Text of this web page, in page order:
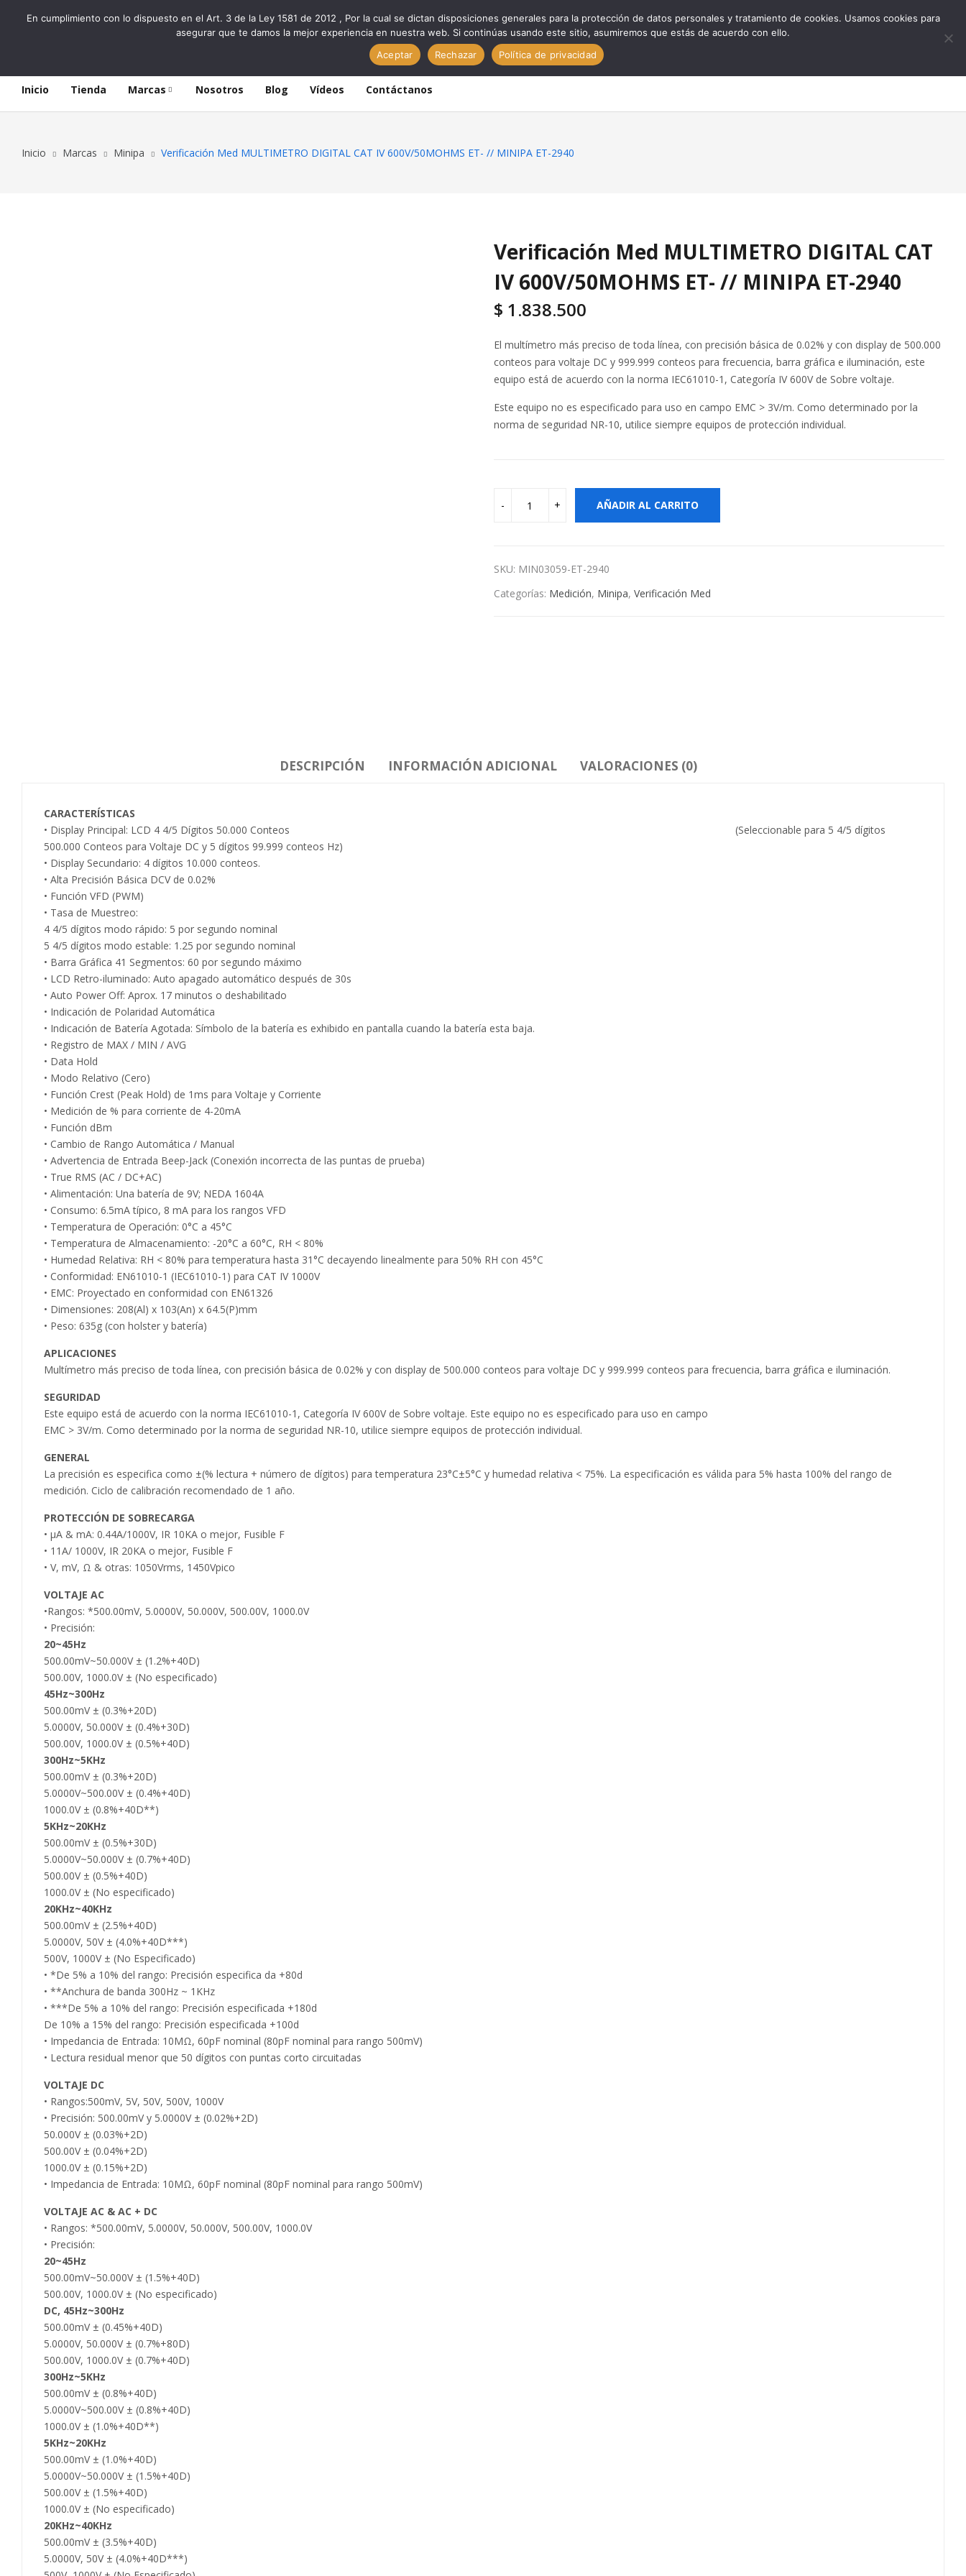
0
Inicio Tienda Marcas Nosotros Blog Vídeos Contáctanos
Inicio Marcas Minipa Verificación Med MULTIMETRO DIGITAL CAT IV 600V/50MOHMS ET- // MINIPA ET-2940
Verificación Med MULTIMETRO DIGITAL CAT
IV 600V/50MOHMS ET- // MINIPA ET-2940
$ 1.838.500
El multímetro más preciso de toda línea, con precisión básica de 0.02% y con display de 500.000
conteos para voltaje DC y 999.999 conteos para frecuencia, barra gráfica e iluminación, este
equipo está de acuerdo con la norma IEC61010-1, Categoría IV 600V de Sobre voltaje.
Este equipo no es especificado para uso en campo EMC > 3V/m. Como determinado por la
norma de seguridad NR-10, utilice siempre equipos de protección individual.
AÑADIR AL CARRITO
SKU: MIN03059-ET-2940
Categorías: Medición, Minipa, Verificación Med
DESCRIPCIÓN INFORMACIÓN ADICIONAL VALORACIONES (0)
CARACTERÍSTICAS
• Display Principal: LCD 4 4/5 Dígitos 50.000 Conteos (Seleccionable para 5 4/5 dígitos
500.000 Conteos para Voltaje DC y 5 dígitos 99.999 conteos Hz)
• Display Secundario: 4 dígitos 10.000 conteos.
• Alta Precisión Básica DCV de 0.02%
• Función VFD (PWM)
• Tasa de Muestreo:
4 4/5 dígitos modo rápido: 5 por segundo nominal
5 4/5 dígitos modo estable: 1.25 por segundo nominal
• Barra Gráfica 41 Segmentos: 60 por segundo máximo
• LCD Retro-iluminado: Auto apagado automático después de 30s
• Auto Power Off: Aprox. 17 minutos o deshabilitado
• Indicación de Polaridad Automática
• Indicación de Batería Agotada: Símbolo de la batería es exhibido en pantalla cuando la batería esta baja.
• Registro de MAX / MIN / AVG
• Data Hold
• Modo Relativo (Cero)
• Función Crest (Peak Hold) de 1ms para Voltaje y Corriente
• Medición de % para corriente de 4-20mA
• Función dBm
• Cambio de Rango Automática / Manual
• Advertencia de Entrada Beep-Jack (Conexión incorrecta de las puntas de prueba)
• True RMS (AC / DC+AC)
• Alimentación: Una batería de 9V; NEDA 1604A
• Consumo: 6.5mA típico, 8 mA para los rangos VFD
• Temperatura de Operación: 0°C a 45°C
• Temperatura de Almacenamiento: -20°C a 60°C, RH < 80%
• Humedad Relativa: RH < 80% para temperatura hasta 31°C decayendo linealmente para 50% RH con 45°C
• Conformidad: EN61010-1 (IEC61010-1) para CAT IV 1000V
• EMC: Proyectado en conformidad con EN61326
• Dimensiones: 208(Al) x 103(An) x 64.5(P)mm
• Peso: 635g (con holster y batería)
APLICACIONES
Multímetro más preciso de toda línea, con precisión básica de 0.02% y con display de 500.000 conteos para voltaje DC y 999.999 conteos para frecuencia, barra gráfica e iluminación.
SEGURIDAD
Este equipo está de acuerdo con la norma IEC61010-1, Categoría IV 600V de Sobre voltaje. Este equipo no es especificado para uso en campo
EMC > 3V/m. Como determinado por la norma de seguridad NR-10, utilice siempre equipos de protección individual.
GENERAL
La precisión es especifica como ±(% lectura + número de dígitos) para temperatura 23°C±5°C y humedad relativa < 75%. La especificación es válida para 5% hasta 100% del rango de
medición. Ciclo de calibración recomendado de 1 año.
PROTECCIÓN DE SOBRECARGA
• µA & mA: 0.44A/1000V, IR 10KA o mejor, Fusible F
• 11A/ 1000V, IR 20KA o mejor, Fusible F
• V, mV, Ω & otras: 1050Vrms, 1450Vpico
VOLTAJE AC
•Rangos: *500.00mV, 5.0000V, 50.000V, 500.00V, 1000.0V
• Precisión:
20~45Hz
500.00mV~50.000V ± (1.2%+40D)
500.00V, 1000.0V ± (No especificado)
45Hz~300Hz
500.00mV ± (0.3%+20D)
5.0000V, 50.000V ± (0.4%+30D)
500.00V, 1000.0V ± (0.5%+40D)
300Hz~5KHz
500.00mV ± (0.3%+20D)
5.0000V~500.00V ± (0.4%+40D)
1000.0V ± (0.8%+40D**)
5KHz~20KHz
500.00mV ± (0.5%+30D)
5.0000V~50.000V ± (0.7%+40D)
500.00V ± (0.5%+40D)
1000.0V ± (No especificado)
20KHz~40KHz
500.00mV ± (2.5%+40D)
5.0000V, 50V ± (4.0%+40D***)
500V, 1000V ± (No Especificado)
• *De 5% a 10% del rango: Precisión especifica da +80d
• **Anchura de banda 300Hz ~ 1KHz
• ***De 5% a 10% del rango: Precisión especificada +180d
De 10% a 15% del rango: Precisión especificada +100d
• Impedancia de Entrada: 10MΩ, 60pF nominal (80pF nominal para rango 500mV)
• Lectura residual menor que 50 dígitos con puntas corto circuitadas
VOLTAJE DC
• Rangos:500mV, 5V, 50V, 500V, 1000V
• Precisión: 500.00mV y 5.0000V ± (0.02%+2D)
50.000V ± (0.03%+2D)
500.00V ± (0.04%+2D)
1000.0V ± (0.15%+2D)
• Impedancia de Entrada: 10MΩ, 60pF nominal (80pF nominal para rango 500mV)
VOLTAJE AC & AC + DC
• Rangos: *500.00mV, 5.0000V, 50.000V, 500.00V, 1000.0V
• Precisión:
20~45Hz
500.00mV~50.000V ± (1.5%+40D)
500.00V, 1000.0V ± (No especificado)
DC, 45Hz~300Hz
500.00mV ± (0.45%+40D)
5.0000V, 50.000V ± (0.7%+80D)
500.00V, 1000.0V ± (0.7%+40D)
300Hz~5KHz
500.00mV ± (0.8%+40D)
5.0000V~500.00V ± (0.8%+40D)
1000.0V ± (1.0%+40D**)
5KHz~20KHz
500.00mV ± (1.0%+40D)
5.0000V~50.000V ± (1.5%+40D)
500.00V ± (1.5%+40D)
1000.0V ± (No especificado)
20KHz~40KHz
500.00mV ± (3.5%+40D)
5.0000V, 50V ± (4.0%+40D***)
En cumplimiento con lo dispuesto en el Art. 3 de la Ley 1581 de 2012 , Por la cual se dictan disposiciones generales para la protección de datos personales y tratamiento de cookies. Usamos cookies para
asegurar que te damos la mejor experiencia en nuestra web. Si continúas usando este sitio, asumiremos que estás de acuerdo con ello.
Aceptar
Rechazar Política de privacidad